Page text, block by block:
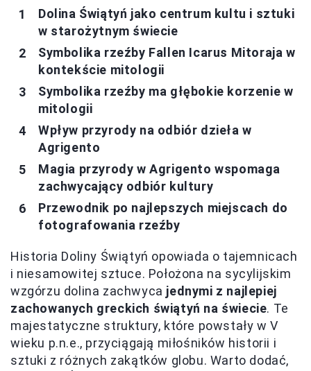
Dolina Świątyń jako centrum kultu i sztuki
w starożytnym świecie
Symbolika rzeźby Fallen Icarus Mitoraja w
kontekście mitologii
Symbolika rzeźby ma głębokie korzenie w
mitologii
Wpływ przyrody na odbiór dzieła w
Agrigento
Magia przyrody w Agrigento wspomaga
zachwycający odbiór kultury
Przewodnik po najlepszych miejscach do
fotografowania rzeźby
Historia Doliny Świątyń opowiada o tajemnicach
i niesamowitej sztuce. Położona na sycylijskim
wzgórzu dolina zachwyca jednymi z najlepiej
zachowanych greckich świątyń na świecie. Te
majestatyczne struktury, które powstały w V
wieku p.n.e., przyciągają miłośników historii i
sztuki z różnych zakątków globu. Warto dodać,